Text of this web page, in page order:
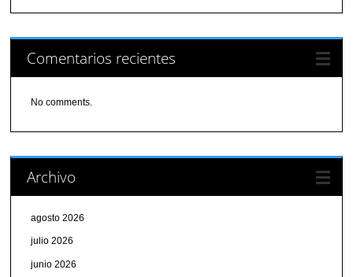
Comentarios recientes
No comments.
Archivo
agosto 2026
julio 2026
junio 2026